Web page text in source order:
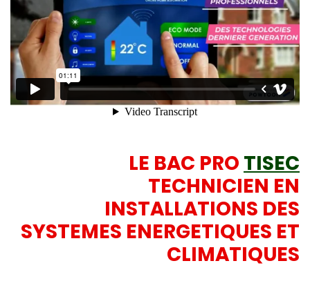
LE BAC PRO TISEC
TECHNICIEN EN
INSTALLATIONS DES
SYSTEMES ENERGETIQUES ET
CLIMATIQUES